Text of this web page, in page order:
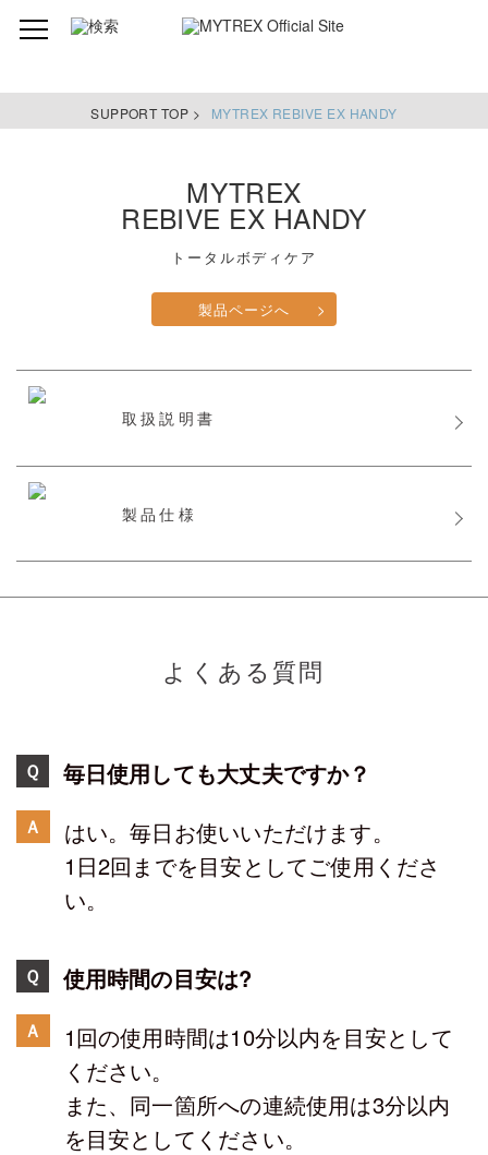
SUPPORT TOP > MYTREX REBIVE EX HANDY
MYTREX
REBIVE EX HANDY
トータルボディケア
製品ページへ >
取扱説明書
製品仕様
よくある質問
Ｑ 毎日使用しても大丈夫ですか？
Ａ
はい。毎日お使いいただけます。
1日2回までを目安としてご使用くださ
い。
Ｑ 使用時間の目安は?
Ａ
1回の使用時間は10分以内を目安として
ください。
また、同一箇所への連続使用は3分以内
を目安としてください。